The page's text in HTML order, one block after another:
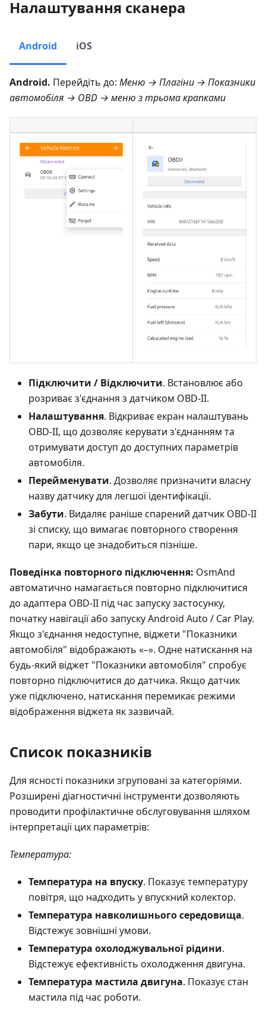
Налаштування сканера
Android iOS
Android. Перейдіть до: Меню → Плагіни → Показники
автомобіля → OBD → меню з трьома крапками
Підключити / Відключити. Встановлює або
розриває з'єднання з датчиком OBD-II.
Налаштування. Відкриває екран налаштувань
OBD-II, що дозволяє керувати з'єднанням та
отримувати доступ до доступних параметрів
автомобіля.
Перейменувати. Дозволяє призначити власну
назву датчику для легшої ідентифікації.
Забути. Видаляє раніше спарений датчик OBD-II
зі списку, що вимагає повторного створення
пари, якщо це знадобиться пізніше.
Поведінка повторного підключення: OsmAnd
автоматично намагається повторно підключитися
до адаптера OBD-II під час запуску застосунку,
початку навігації або запуску Android Auto / Car Play.
Якщо з'єднання недоступне, віджети "Показники
автомобіля" відображають «–». Одне натискання на
будь-який віджет "Показники автомобіля" спробує
повторно підключитися до датчика. Якщо датчик
уже підключено, натискання перемикає режими
відображення віджета як зазвичай.
Список показників
Для ясності показники згруповані за категоріями.
Розширені діагностичні інструменти дозволяють
проводити профілактичне обслуговування шляхом
інтерпретації цих параметрів:
Температура:
Температура на впуску. Показує температуру
повітря, що надходить у впускний колектор.
Температура навколишнього середовища.
Відстежує зовнішні умови.
Температура охолоджувальної рідини.
Відстежує ефективність охолодження двигуна.
Температура мастила двигуна. Показує стан
мастила під час роботи.